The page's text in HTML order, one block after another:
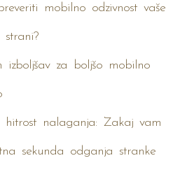
mobilno odzivnost vaše
strani?
izboljšav za boljšo mobilno
hitrost nalaganja: Zakaj vam
sekunda odganja stranke